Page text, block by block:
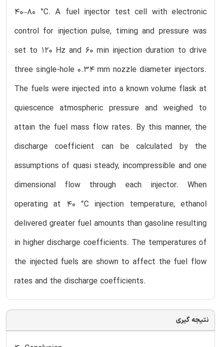
40–80 °C. A fuel injector test cell with electronic
control for injection pulse, timing and pressure was
set to 120 Hz and 60 min injection duration to drive
three single-hole 0.34 mm nozzle diameter injectors.
The fuels were injected into a known volume flask at
quiescence atmospheric pressure and weighed to
attain the fuel mass flow rates. By this manner, the
discharge coefficient can be calculated by the
assumptions of quasi steady, incompressible and one
dimensional flow through each injector. When
operating at 40 °C injection temperature, ethanol
delivered greater fuel amounts than gasoline resulting
in higher discharge coefficients. The temperatures of
the injected fuels are shown to affect the fuel flow
rates and the discharge coefficients.
نتیجه گیری